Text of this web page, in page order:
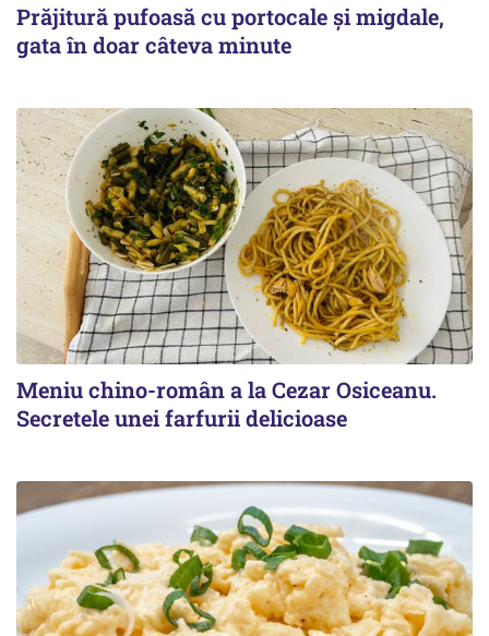
Prăjitură pufoasă cu portocale și migdale,
gata în doar câteva minute
Meniu chino-român a la Cezar Osiceanu.
Secretele unei farfurii delicioase